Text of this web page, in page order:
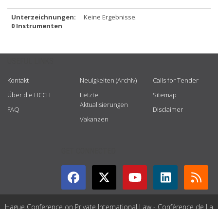
Unterzeichnungen:
0 Instrumenten
Keine Ergebnisse.
Kontakt
Über die HCCH
FAQ
Neuigkeiten (Archiv)
Letzte
Aktualisierungen
Vakanzen
Calls for Tender
Sitemap
Disclaimer
Hague Conference on Private International Law - Conférence de La